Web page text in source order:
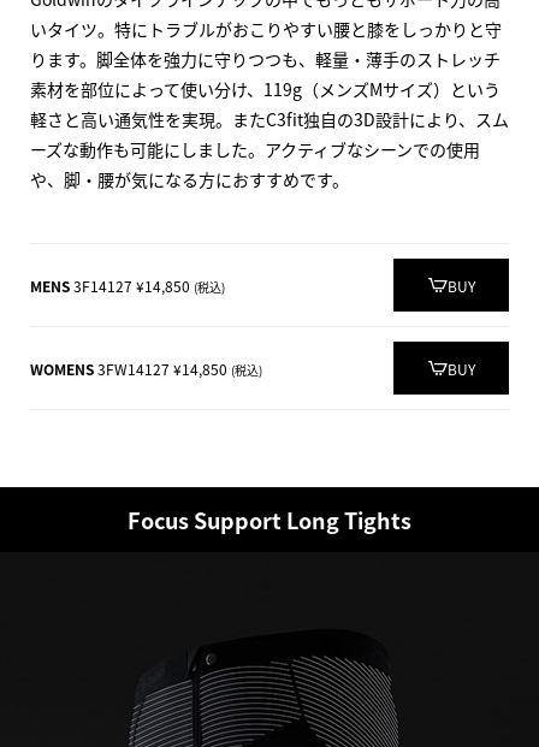
いタイツ。特にトラブルがおこりやすい腰と膝をしっかりと守
ります。脚全体を強力に守りつつも、軽量・薄手のストレッチ
素材を部位によって使い分け、119g（メンズMサイズ）という
軽さと高い通気性を実現。またC3fit独自の3D設計により、スム
ーズな動作も可能にしました。アクティブなシーンでの使用
や、脚・腰が気になる方におすすめです。
MENS3F14127 ¥14,850 (税込) BUY
WOMENS3FW14127 ¥14,850 (税込) BUY
Focus Support Long Tights